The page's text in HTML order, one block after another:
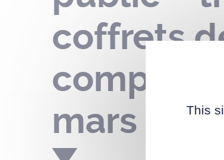
coffrets
mars auThis